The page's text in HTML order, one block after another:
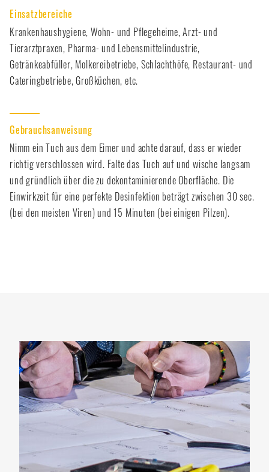
Einsatzbereiche
Krankenhaushygiene, Wohn- und Pflegeheime, Arzt- und
Tierarztpraxen, Pharma- und Lebensmittelindustrie,
Getränkeabfüller, Molkereibetriebe, Schlachthöfe, Restaurant- und
Cateringbetriebe, Großküchen, etc.
Gebrauchsanweisung
Nimm ein Tuch aus dem Eimer und achte darauf, dass er wieder
richtig verschlossen wird. Falte das Tuch auf und wische langsam
und gründlich über die zu dekontaminierende Oberfläche. Die
Einwirkzeit für eine perfekte Desinfektion beträgt zwischen 30 sec.
(bei den meisten Viren) und 15 Minuten (bei einigen Pilzen).